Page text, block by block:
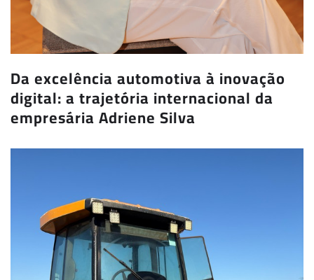
Da excelência automotiva à inovação
digital: a trajetória internacional da
empresária Adriene Silva